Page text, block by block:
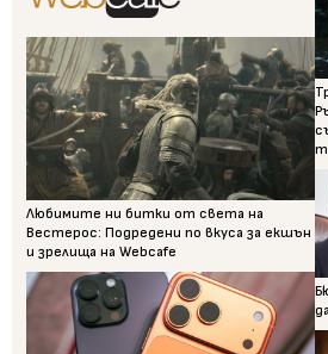
Любимите ни битки от света на
Вестерос: Подредени по вкуса за екшън
и зрелища на Webcafe